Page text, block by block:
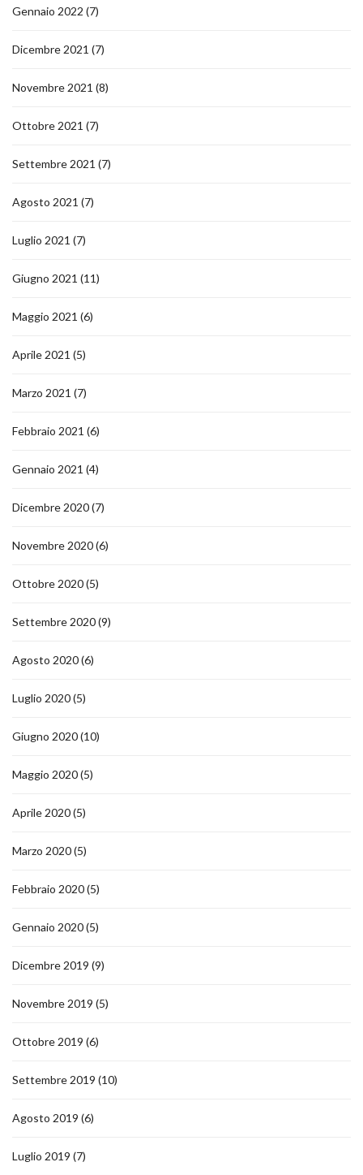
Gennaio 2022 (7)
Dicembre 2021 (7)
Novembre 2021 (8)
Ottobre 2021 (7)
Settembre 2021 (7)
Agosto 2021 (7)
Luglio 2021 (7)
Giugno 2021 (11)
Maggio 2021 (6)
Aprile 2021 (5)
Marzo 2021 (7)
Febbraio 2021 (6)
Gennaio 2021 (4)
Dicembre 2020(7)
Novembre 2020(6)
Ottobre 2020(5)
Settembre 2020(9)
Agosto 2020(6)
Luglio 2020(5)
Giugno 2020(10)
Maggio 2020(5)
Aprile 2020(5)
Marzo 2020(5)
Febbraio 2020(5)
Gennaio 2020(5)
Dicembre 2019 (9)
Novembre 2019 (5)
Ottobre 2019 (6)
Settembre 2019 (10)
Agosto 2019 (6)
Luglio 2019 (7)